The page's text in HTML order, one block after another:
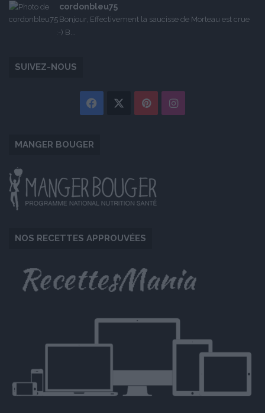
cordonbleu75
Bonjour, Effectivement la saucisse de Morteau est crue
:-) B...
SUIVEZ-NOUS
Facebook PinterestInstagram
MANGER BOUGER
NOS RECETTES APPROUVÉES